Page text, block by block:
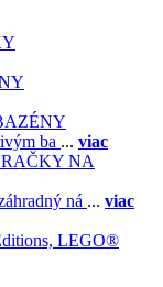
ba ... viac
NA
ná ... viac
LEGO®